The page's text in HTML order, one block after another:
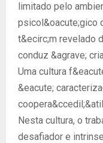
limitado pelo
psicol&oacute;gico
t&ecirc;m revelado
conduz &agrave;
Uma cultura
&eacute;
Nesta cultura, o
desafiador e